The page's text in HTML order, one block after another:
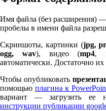
Имя файла (без расширения)
пробелы в имени файла
Скриншоты, картинки (jpg,
ogg, wav), видео (mp4,
автоматически. Достаточно
Чтобы опубликовать
помощью плагина к
вариант — загрузить ее
инструкции публикации